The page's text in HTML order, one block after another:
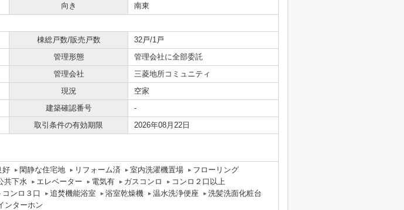
向き
南東
棟総戸数/販売戸数
32戸/1戸
管理形態
管理会社に全部委託
管理会社
三菱地所コミュニティ
現況
空家
建築確認番号
-
取引条件の有効期限 2026年08月22日
好 閑静な住宅地 リフォーム済 室内洗濯機置場
フローリング
共下水 エレベーター 電気有 ガスコンロ
コンロ２口以上
コンロ３口 追焚機能浴室 浴室乾燥機 温水洗浄便座
洗髪洗面化粧台
ンターホン